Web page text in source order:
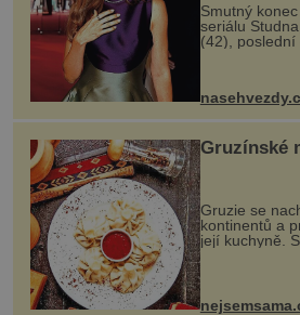
Smutný
seriálu
(42),
Gruzínské
Gruzie se
kontinentů a
její kuchyně.
evropské a
pokrmy, které